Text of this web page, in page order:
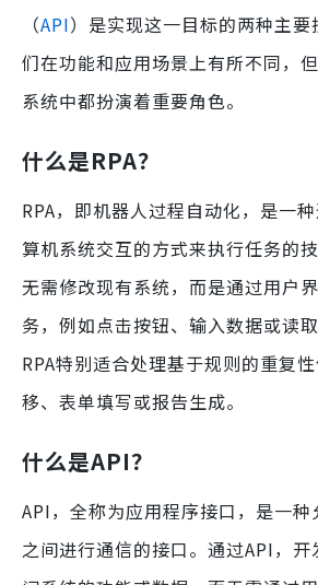
（API）是实现这一目标的两种主
们在功能和应用场景上有所不同，
系统中都扮演着重要角色。
什么是RPA？
RPA，即机器人过程自动化，是一
算机系统交互的方式来执行任务的
无需修改现有系统，而是通过用户
务，例如点击按钮、输入数据或读
RPA特别适合处理基于规则的重复
移、表单填写或报告生成。
什么是API？
API，全称为应用程序接口，是一
之间进行通信的接口。通过API，